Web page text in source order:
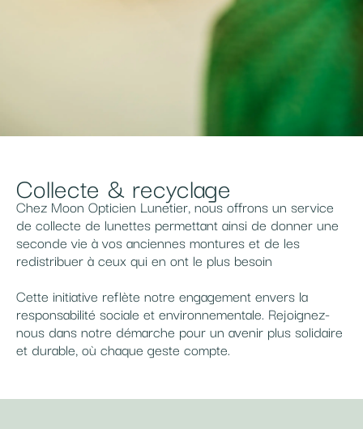
Collecte & recyclage
Chez Moon Opticien Lunetier, nous offrons un service
de collecte de lunettes permettant ainsi de donner une
seconde vie à vos anciennes montures et de les
redistribuer à ceux qui en ont le plus besoin
Cette initiative reflète notre engagement envers la
responsabilité sociale et environnementale. Rejoignez-
nous dans notre démarche pour un avenir plus solidaire
et durable, où chaque geste compte.